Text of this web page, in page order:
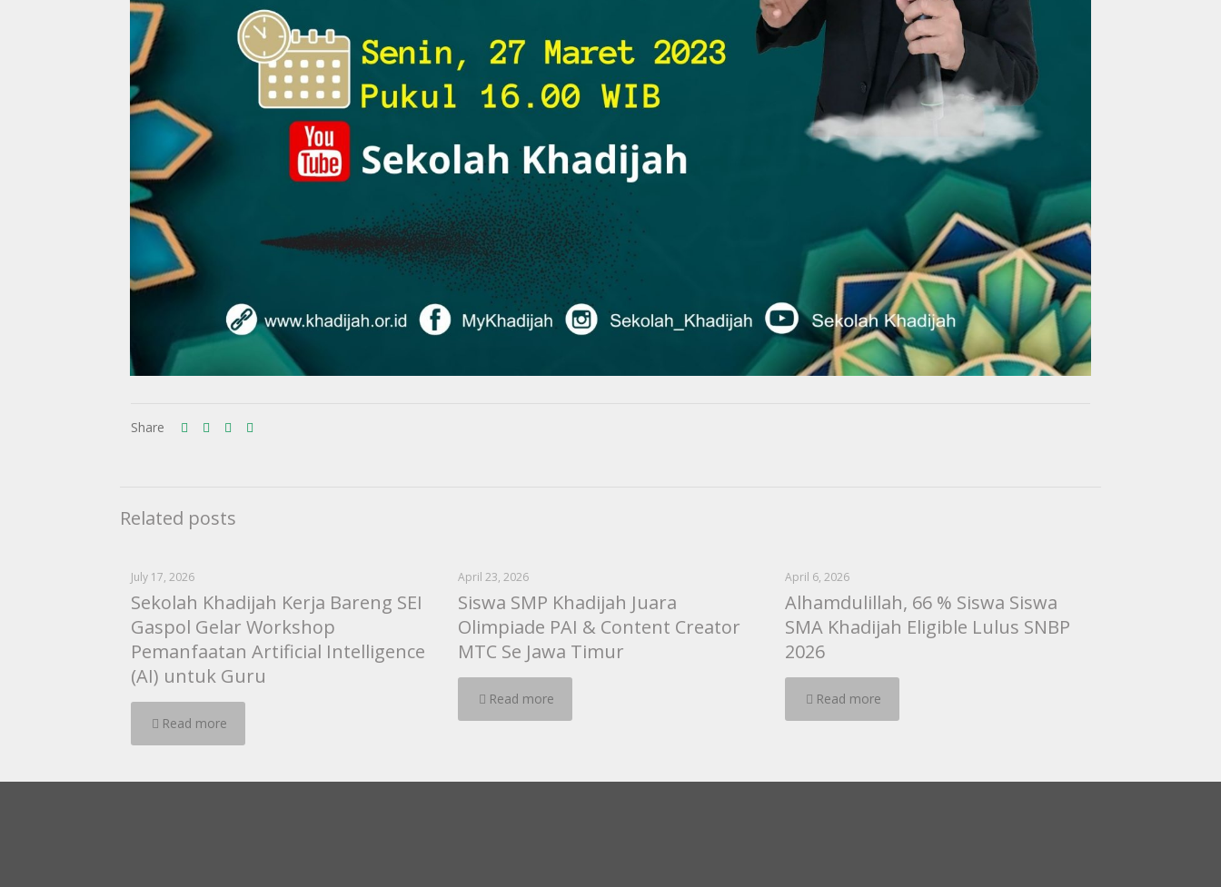
Share
Related posts
July 17, 2026
Sekolah Khadijah Kerja Bareng SEI
Gaspol Gelar Workshop
Pemanfaatan Artificial Intelligence
(AI) untuk Guru
Read more
April 23, 2026
Siswa SMP Khadijah Juara
Olimpiade PAI & Content Creator
MTC Se Jawa Timur
Read more
April 6, 2026
Alhamdulillah, 66 % Siswa Siswa
SMA Khadijah Eligible Lulus SNBP
2026
Read more